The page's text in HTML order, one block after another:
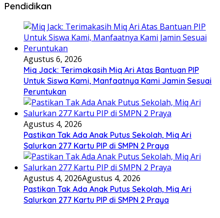
Pendidikan
Agustus 6, 2026
Miq Jack: Terimakasih Miq Ari Atas Bantuan PIP
Untuk Siswa Kami, Manfaatnya Kami Jamin Sesuai
Peruntukan
Agustus 4, 2026
Pastikan Tak Ada Anak Putus Sekolah, Miq Ari
Salurkan 277 Kartu PIP di SMPN 2 Praya
Agustus 4, 2026Agustus 4, 2026
Pastikan Tak Ada Anak Putus Sekolah, Miq Ari
Salurkan 277 Kartu PIP di SMPN 2 Praya